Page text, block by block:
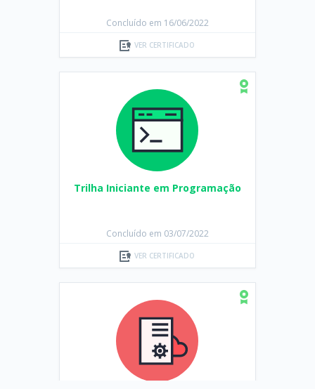
Concluído em 16/06/2022
VER CERTIFICADO
Trilha Iniciante em Programação
Concluído em 03/07/2022
VER CERTIFICADO